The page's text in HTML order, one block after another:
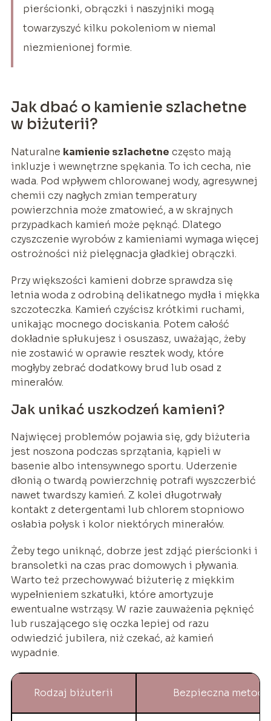
pierścionki, obrączki i naszyjniki mogą
towarzyszyć kilku pokoleniom w niemal
niezmienionej formie.
Jak dbać o kamienie szlachetne
w biżuterii?
Naturalne kamienie szlachetne często mają
inkluzje i wewnętrzne spękania. To ich cecha, nie
wada. Pod wpływem chlorowanej wody, agresywnej
chemii czy nagłych zmian temperatury
powierzchnia może zmatowieć, a w skrajnych
przypadkach kamień może pęknąć. Dlatego
czyszczenie wyrobów z kamieniami wymaga więcej
ostrożności niż pielęgnacja gładkiej obrączki.
Przy większości kamieni dobrze sprawdza się
letnia woda z odrobiną delikatnego mydła i miękka
szczoteczka. Kamień czyścisz krótkimi ruchami,
unikając mocnego dociskania. Potem całość
dokładnie spłukujesz i osuszasz, uważając, żeby
nie zostawić w oprawie resztek wody, które
mogłyby zebrać dodatkowy brud lub osad z
minerałów.
Jak unikać uszkodzeń kamieni?
Najwięcej problemów pojawia się, gdy biżuteria
jest noszona podczas sprzątania, kąpieli w
basenie albo intensywnego sportu. Uderzenie
dłonią o twardą powierzchnię potrafi wyszczerbić
nawet twardszy kamień. Z kolei długotrwały
kontakt z detergentami lub chlorem stopniowo
osłabia połysk i kolor niektórych minerałów.
Żeby tego uniknąć, dobrze jest zdjąć pierścionki i
bransoletki na czas prac domowych i pływania.
Warto też przechowywać biżuterię z miękkim
wypełnieniem szkatułki, które amortyzuje
ewentualne wstrząsy. W razie zauważenia pęknięć
lub ruszającego się oczka lepiej od razu
odwiedzić jubilera, niż czekać, aż kamień
wypadnie.
Rodzaj biżuterii Bezpieczna